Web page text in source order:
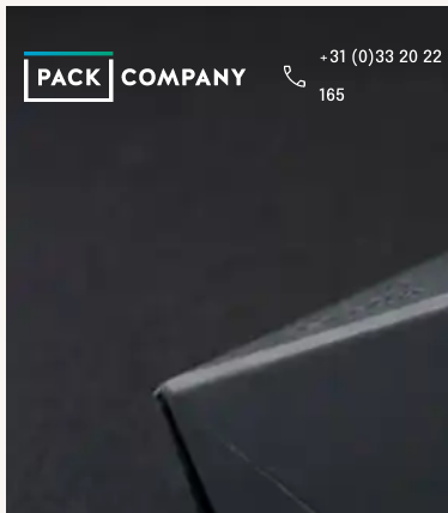
+31 (0)33 20 22
165